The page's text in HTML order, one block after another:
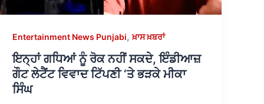
Entertainment News Punjabi,ਖ਼ਾਸ ਖ਼ਬਰਾਂ
ਇਨ੍ਹਾਂ ਗਧਿਆਂ ਨੂੰ ਰੋਕ ਨਹੀਂ ਸਕਦੇ, ਇੰਡੀਆਜ਼
ਗੌਟ ਲੇਟੈਂਟ ਵਿਵਾਦ ਟਿੱਪਣੀ ‘ਤੇ ਭੜਕੇ ਮੀਕਾ
ਸਿੰਘ